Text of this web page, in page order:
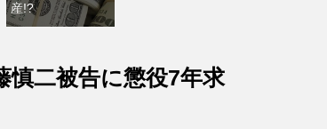
産!?
二被告に懲役7年求